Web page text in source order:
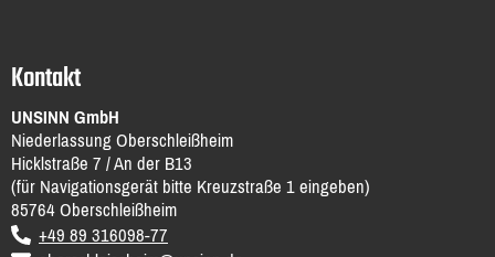
Kontakt
UNSINN GmbH
Niederlassung Oberschleißheim
Hicklstraße 7 / An der B13
(für Navigationsgerät bitte Kreuzstraße 1 eingeben)
85764Oberschleißheim
DE voice
+49 89 316098-77